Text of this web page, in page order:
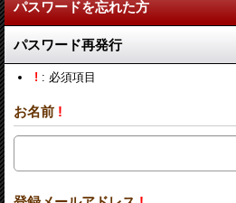
パスワードを忘れた方
パスワード再発行
! : 必須項目
お名前 !